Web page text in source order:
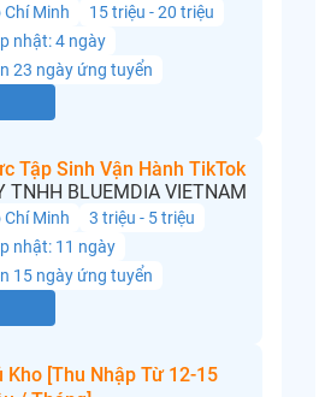
Chí Minh
15 triệu - 20 triệu
nhật: 4 ngày
23 ngày ứng tuyển
Tập Sinh Vận Hành TikTok
TNHH BLUEMDIA VIETNAM
Chí Minh
3 triệu - 5 triệu
nhật: 11 ngày
15 ngày ứng tuyển
Kho [Thu Nhập Từ 12-15